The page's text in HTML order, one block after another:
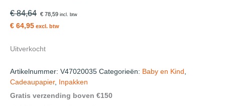
€ 84,64 € 78,59incl. btw
€ 64,95 excl. btw
Uitverkocht
Artikelnummer: V47020035 Categorieën: Baby en Kind
Cadeaupapier, Inpakken
Gratis verzending boven €150